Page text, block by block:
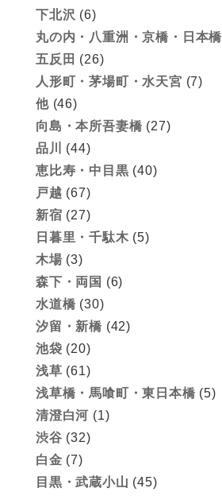
下北沢 (6)
丸の内・八重洲・京橋・日本橋
五反田 (26)
人形町・茅場町・水天宮 (7)
他(46)
向島・本所吾妻橋 (27)
品川
(44)
恵比寿・中目黒 (40)
戸越 (67)
新宿 (27)
日暮里・千駄木 (5)
木場 (3)
森下・両国 (6)
水道橋 (30)
汐留・新橋 (42)
池袋 (20)
浅草 (61)
浅草橋・馬喰町・東日本橋 (5)
清澄白河 (1)
渋谷 (32)
白金 (7)
目黒・武蔵小山 (45)